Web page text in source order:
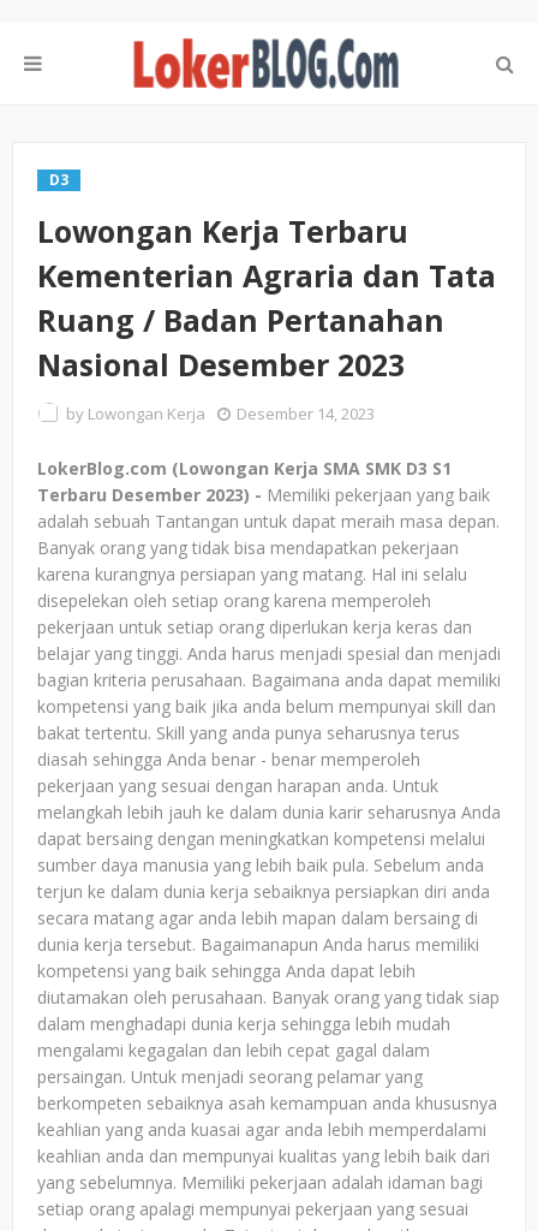
D3
Lowongan Kerja Terbaru
Kementerian Agraria dan Tata
Ruang / Badan Pertanahan
Nasional Desember 2023
by Lowongan Kerja Desember 14, 2023
LokerBlog.com (Lowongan Kerja SMA SMK D3 S1
Terbaru Desember 2023) - Memiliki pekerjaan yang baik
adalah sebuah Tantangan untuk dapat meraih masa depan.
Banyak orang yang tidak bisa mendapatkan pekerjaan
karena kurangnya persiapan yang matang. Hal ini selalu
disepelekan oleh setiap orang karena memperoleh
pekerjaan untuk setiap orang diperlukan kerja keras dan
belajar yang tinggi. Anda harus menjadi spesial dan menjadi
bagian kriteria perusahaan. Bagaimana anda dapat memiliki
kompetensi yang baik jika anda belum mempunyai skill dan
bakat tertentu. Skill yang anda punya seharusnya terus
diasah sehingga Anda benar - benar memperoleh
pekerjaan yang sesuai dengan harapan anda. Untuk
melangkah lebih jauh ke dalam dunia karir seharusnya Anda
dapat bersaing dengan meningkatkan kompetensi melalui
sumber daya manusia yang lebih baik pula. Sebelum anda
terjun ke dalam dunia kerja sebaiknya persiapkan diri anda
secara matang agar anda lebih mapan dalam bersaing di
dunia kerja tersebut. Bagaimanapun Anda harus memiliki
kompetensi yang baik sehingga Anda dapat lebih
diutamakan oleh perusahaan. Banyak orang yang tidak siap
dalam menghadapi dunia kerja sehingga lebih mudah
mengalami kegagalan dan lebih cepat gagal dalam
persaingan. Untuk menjadi seorang pelamar yang
berkompeten sebaiknya asah kemampuan anda khususnya
keahlian yang anda kuasai agar anda lebih memperdalami
keahlian anda dan mempunyai kualitas yang lebih baik dari
yang sebelumnya. Memiliki pekerjaan adalah idaman bagi
setiap orang apalagi mempunyai pekerjaan yang sesuai